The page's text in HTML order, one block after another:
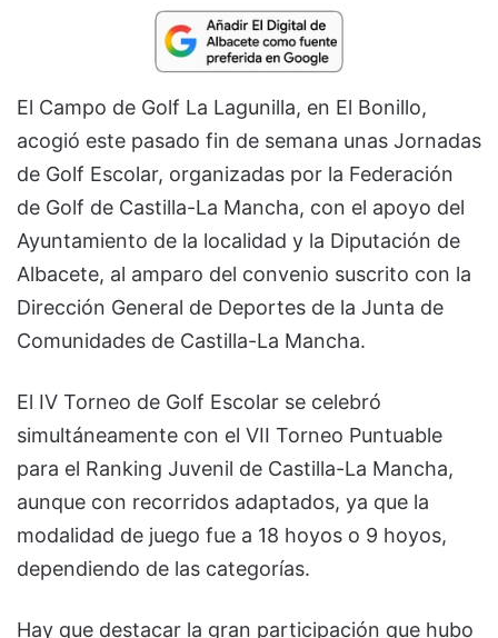
El Campo de Golf La Lagunilla, en El Bonillo,
acogió este pasado fin de semana unas Jornadas
de Golf Escolar, organizadas por la Federación
de Golf de Castilla-La Mancha, con el apoyo del
Ayuntamiento de la localidad y la Diputación de
Albacete, al amparo del convenio suscrito con la
Dirección General de Deportes de la Junta de
Comunidades de Castilla-La Mancha.
El IV Torneo de Golf Escolar se celebró
simultáneamente con el VII Torneo Puntuable
para el Ranking Juvenil de Castilla-La Mancha,
aunque con recorridos adaptados, ya que la
modalidad de juego fue a 18 hoyos o 9 hoyos,
dependiendo de las categorías.
Hay que destacar la gran participación que hubo